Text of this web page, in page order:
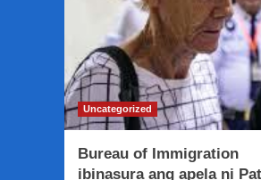
Uncategorized
Bureau of Immigration
ibinasura ang apela ni